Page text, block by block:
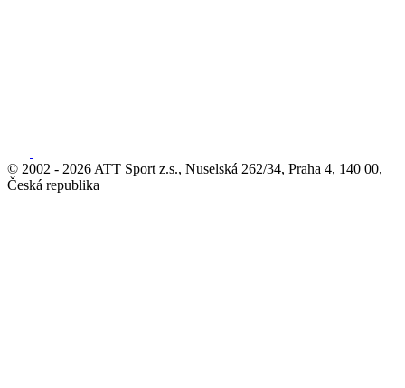
© 2002 - 2026 ATT Sport z.s., Nuselská 262/34, Praha 4, 140 00,
Česká republika